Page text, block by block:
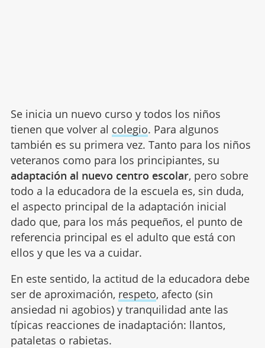
Se inicia un nuevo curso y todos los niños
tienen que volver al colegio. Para algunos
también es su primera vez. Tanto para los niños
veteranos como para los principiantes, su
adaptación al nuevo centro escolar, pero sobre
todo a la educadora de la escuela es, sin duda,
el aspecto principal de la adaptación inicial
dado que, para los más pequeños, el punto de
referencia principal es el adulto que está con
ellos y que les va a cuidar.
En este sentido, la actitud de la educadora debe
ser de aproximación, respeto, afecto (sin
ansiedad ni agobios) y tranquilidad ante las
típicas reacciones de inadaptación: llantos,
pataletas o rabietas.